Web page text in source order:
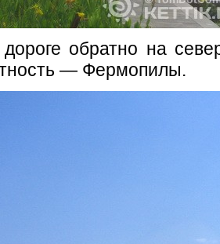
обратно на
— Фермопилы.